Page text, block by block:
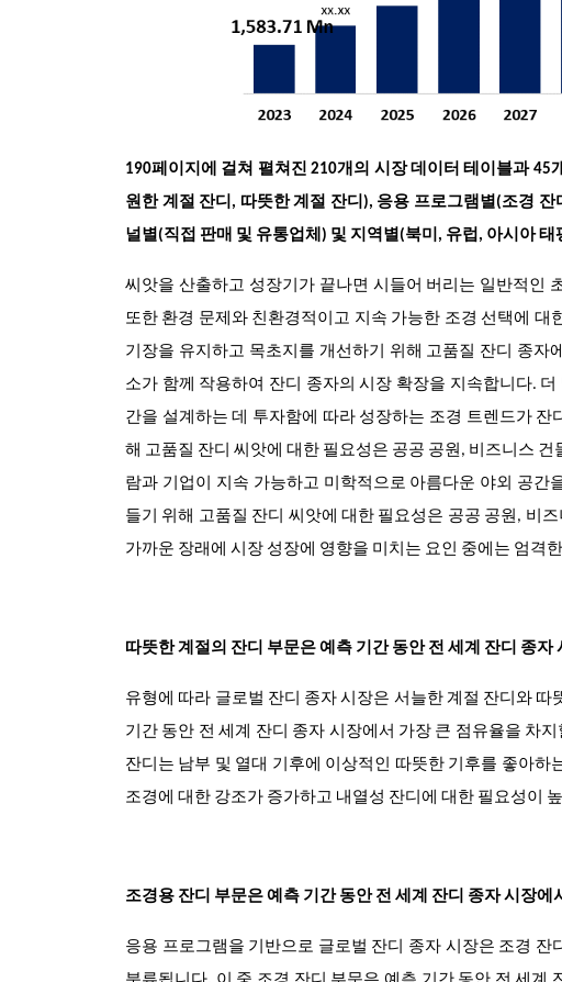
190페이지에 걸쳐 펼쳐진 210개의 시장 데이터 테이블과 45
원한 계절 잔디, 따뜻한 계절 잔디), 응용 프로그램별(조경
널별(직접 판매 및 유통업체) 및 지역별(북미, 유럽, 아시아
씨앗을 산출하고 성장기가 끝나면 시들어 버리는 일반적인
또한 환경 문제와 친환경적이고 지속 가능한 조경 선택에
기장을 유지하고 목초지를 개선하기 위해 고품질 잔디 종
소가 함께 작용하여 잔디 종자의 시장 확장을 지속합니다.
간을 설계하는 데 투자함에 따라 성장하는 조경 트렌드가
해 고품질 잔디 씨앗에 대한 필요성은 공공 공원, 비즈니스
람과 기업이 지속 가능하고 미학적으로 아름다운 야외 공
들기 위해 고품질 잔디 씨앗에 대한 필요성은 공공 공원, 비
가까운 장래에 시장 성장에 영향을 미치는 요인 중에는 엄격
따뜻한 계절의 잔디 부문은 예측 기간 동안 전 세계 잔디 종
유형에 따라 글로벌 잔디 종자 시장은 서늘한 계절 잔디와
기간 동안 전 세계 잔디 종자 시장에서 가장 큰 점유율을 차
잔디는 남부 및 열대 기후에 이상적인 따뜻한 기후를 좋아하
조경에 대한 강조가 증가하고 내열성 잔디에 대한 필요성이
조경용 잔디 부문은 예측 기간 동안 전 세계 잔디 종자 시장
응용 프로그램을 기반으로 글로벌 잔디 종자 시장은 조경